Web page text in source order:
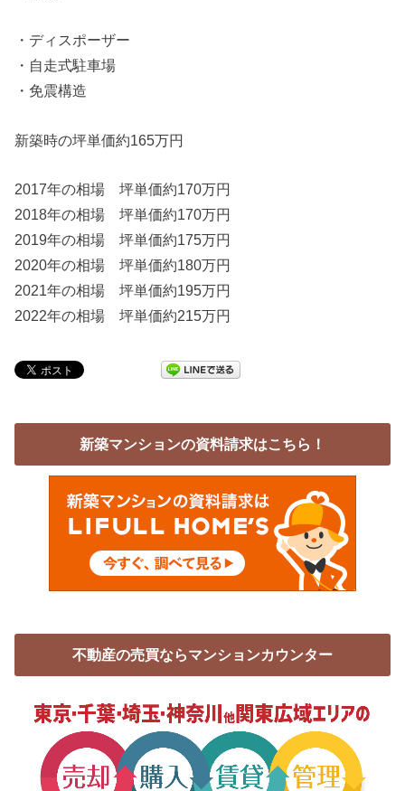
・ディスポーザー
・自走式駐車場
・免震構造
新築時の坪単価約165万円
2017年の相場 坪単価約170万円
2018年の相場 坪単価約170万円
2019年の相場 坪単価約175万円
2020年の相場 坪単価約180万円
2021年の相場 坪単価約195万円
2022年の相場 坪単価約215万円
新築マンションの資料請求はこちら！
不動産の売買ならマンションカウンター